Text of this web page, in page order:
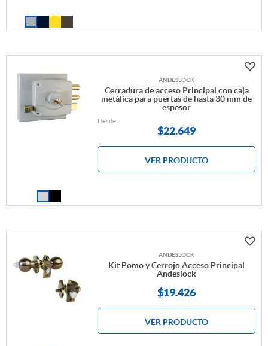
ANDESLOCK
Cerradura de acceso Principal con caja
metálica para puertas de hasta 30 mm de
espesor
Desde
$22.649
VER PRODUCTO
ANDESLOCK
Kit Pomo y Cerrojo Acceso Principal
Andeslock
$19.426
VER PRODUCTO